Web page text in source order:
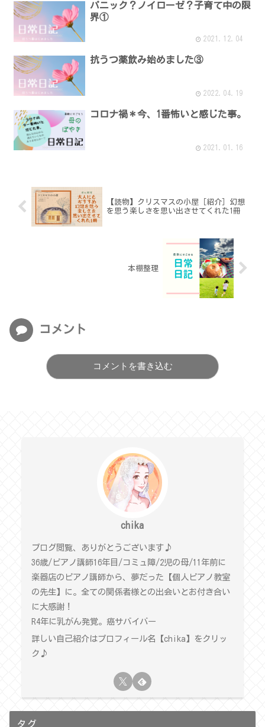
パニック？ノイローゼ？子育て中の限
界①
2021.12.04
抗うつ薬飲み始めました③
2022.04.19
コロナ禍＊今、1番怖いと感じた事。
2021.01.16
【読物】クリスマスの小屋［紹介］幻想
を思う楽しさを思い出させてくれた1冊
本棚整理
コメント
コメントを書き込む
chika
ブログ閲覧、ありがとうございます♪
36歳/ピアノ講師16年目/コミュ障/2児の母/11年前に
楽器店のピアノ講師から、夢だった【個人ピアノ教室
の先生】に。全ての関係者様との出会いとお付き合い
に大感謝！
R4年に乳がん発覚。癌サバイバー
詳しい自己紹介はプロフィール名【chika】をクリッ
ク♪
タグ